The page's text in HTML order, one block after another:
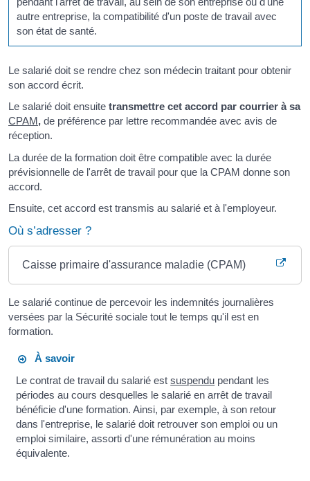
autre entreprise, la compatibilité d'un poste de travail avec
son état de santé.
Le salarié doit se rendre chez son médecin traitant pour obtenir
son accord écrit.
Le salarié doit ensuite transmettre cet accord par courrier à sa
CPAM , de préférence par lettre recommandée avec avis de
réception.
La durée de la formation doit être compatible avec la durée
prévisionnelle de l'arrêt de travail pour que la CPAM donne son
accord.
Ensuite, cet accord est transmis au salarié et à l'employeur.
Où s’adresser ?
Caisse primaire d'assurance maladie (CPAM)
Le salarié continue de percevoir les indemnités journalières
versées par la Sécurité sociale tout le temps qu'il est en
formation.
À savoir
Le contrat de travail du salarié estsuspendu pendant les
périodes au cours desquelles le salarié en arrêt de travail
bénéficie d'une formation. Ainsi, par exemple, à son retour
dans l'entreprise, le salarié doit retrouver son emploi ou un
emploi similaire, assorti d'une rémunération au moins
équivalente.